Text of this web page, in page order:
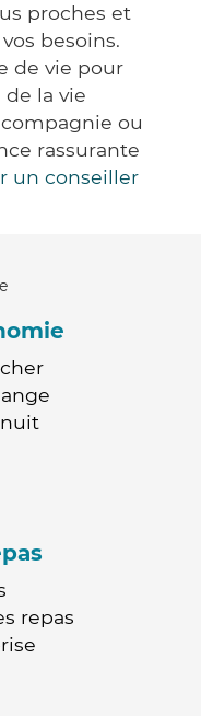
proches et
besoins.
de vie pour
de la vie
ou
rassurante
un conseiller
repas